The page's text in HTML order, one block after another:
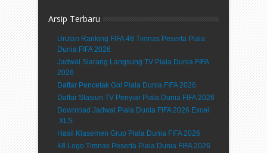
Arsip Terbaru
Urutan Ranking FIFA 48 Timnas Peserta Piala
Dunia FIFA 2026
Jadwal Siarang Langsung TV Piala Dunia FIFA
2026
Daftar Pencetak Gol Piala Dunia FIFA 2026
Daftar Stasiun TV Penyiar Piala Dunia FIFA 2026
Download Jadwal Piala Dunia FIFA 2026 Excel
.XLS
Hasil Klasemen Grup Piala Dunia FIFA 2026
48 Logo Timnas Peserta Piala Dunia FIFA 2026